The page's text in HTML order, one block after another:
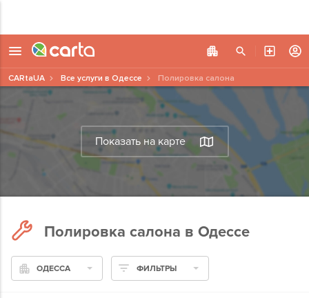
Показать на карте
CARtaUA Все услуги в Одессе Полировка салона
Полировка салона в Одессе
ОДЕССА ФИЛЬТРЫ